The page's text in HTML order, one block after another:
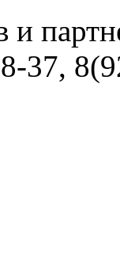
и
37,